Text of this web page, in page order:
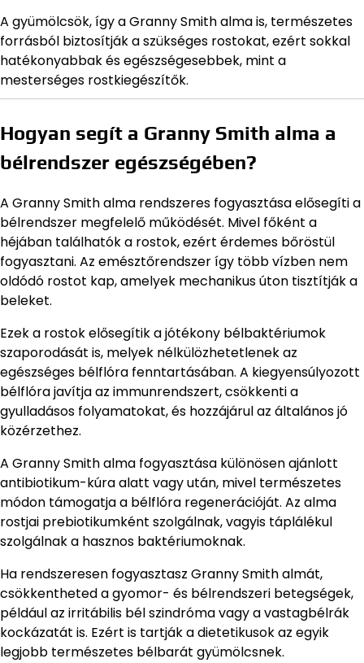
A gyümölcsök, így a Granny Smith alma is, természetes
forrásból biztosítják a szükséges rostokat, ezért sokkal
hatékonyabbak és egészségesebbek, mint a
mesterséges rostkiegészítők.
Hogyan segít a Granny Smith alma a
bélrendszer egészségében?
A Granny Smith alma rendszeres fogyasztása elősegíti a
bélrendszer megfelelő működését. Mivel főként a
héjában találhatók a rostok, ezért érdemes bőröstül
fogyasztani. Az emésztőrendszer így több vízben nem
oldódó rostot kap, amelyek mechanikus úton tisztítják a
beleket.
Ezek a rostok elősegítik a jótékony bélbaktériumok
szaporodását is, melyek nélkülözhetetlenek az
egészséges bélflóra fenntartásában. A kiegyensúlyozott
bélflóra javítja az immunrendszert, csökkenti a
gyulladásos folyamatokat, és hozzájárul az általános jó
közérzethez.
A Granny Smith alma fogyasztása különösen ajánlott
antibiotikum-kúra alatt vagy után, mivel természetes
módon támogatja a bélflóra regenerációját. Az alma
rostjai prebiotikumként szolgálnak, vagyis táplálékul
szolgálnak a hasznos baktériumoknak.
Ha rendszeresen fogyasztasz Granny Smith almát,
csökkentheted a gyomor- és bélrendszeri betegségek,
például az irritábilis bél szindróma vagy a vastagbélrák
kockázatát is. Ezért is tartják a dietetikusok az egyik
legjobb természetes bélbarát gyümölcsnek.